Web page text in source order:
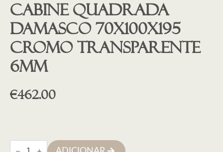
Cabine quadrada
Damasco 70x100x195
cromo transparente
6mm
€462.00
Quantidade